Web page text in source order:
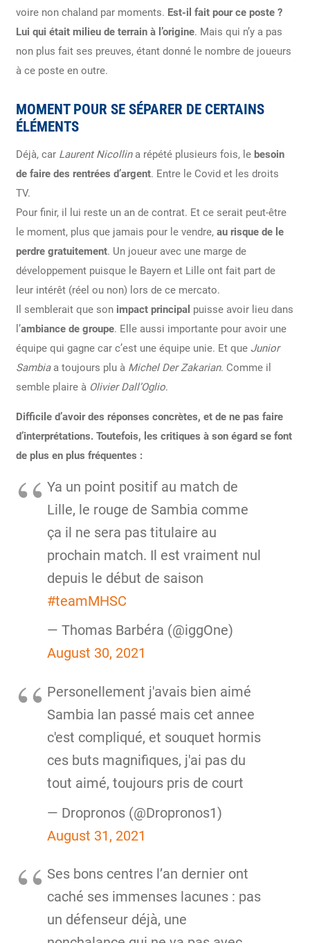
voire non chaland par moments. Est-il fait pour ce poste ?
Lui qui était milieu de terrain à l’origine. Mais qui n’y a pas
non plus fait ses preuves, étant donné le nombre de joueurs
à ce poste en outre.
MOMENT POUR SE SÉPARER DE CERTAINS
ÉLÉMENTS
Déjà, car Laurent Nicollina répété plusieurs fois, le besoin
de faire des rentrées d’argent. Entre le Covid et les droits
TV.
Pour finir, il lui reste un an de contrat. Et ce serait peut-être
le moment, plus que jamais pour le vendre, au risque de le
perdre gratuitement. Un joueur avec une marge de
développement puisque le Bayern et Lille ont fait part de
leur intérêt (réel ou non) lors de ce mercato.
Il semblerait que son impact principal puisse avoir lieu dans
l’ambiance de groupe. Elle aussi importante pour avoir une
équipe qui gagne car c’est une équipe unie. Et que Junior
Sambiaa toujours plu à Michel Der Zakarian. Comme il
semble plaire à Olivier Dall’Oglio.
Difficile d’avoir des réponses concrètes, et de ne pas faire
d’interprétations. Toutefois, les critiques à son égard se font
de plus en plus fréquentes :
Ya un point positif au match de
Lille, le rouge de Sambia comme
ça il ne sera pas titulaire au
prochain match. Il est vraiment nul
depuis le début de saison
#teamMHSC
— Thomas Barbéra (@iggOne)
August 30, 2021
Personellement j'avais bien aimé
Sambia lan passé mais cet annee
c'est compliqué, et souquet hormis
ces buts magnifiques, j'ai pas du
tout aimé, toujours pris de court
— Dropronos (@Dropronos1)
August 31, 2021
Ses bons centres l’an dernier ont
caché ses immenses lacunes : pas
un défenseur déjà, une